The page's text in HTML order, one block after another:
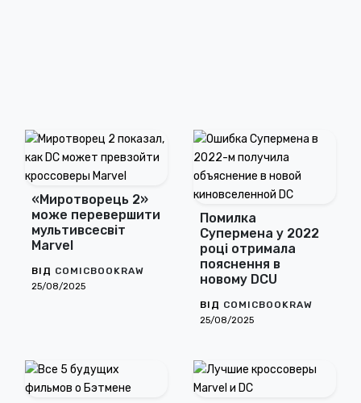
«Миротворець 2»
може перевершити
мультивсесвіт
Marvel
ВІД COMICBOOKRAW
25/08/2025
Помилка
Супермена у 2022
році отримала
пояснення в
новому DCU
ВІД COMICBOOKRAW
25/08/2025